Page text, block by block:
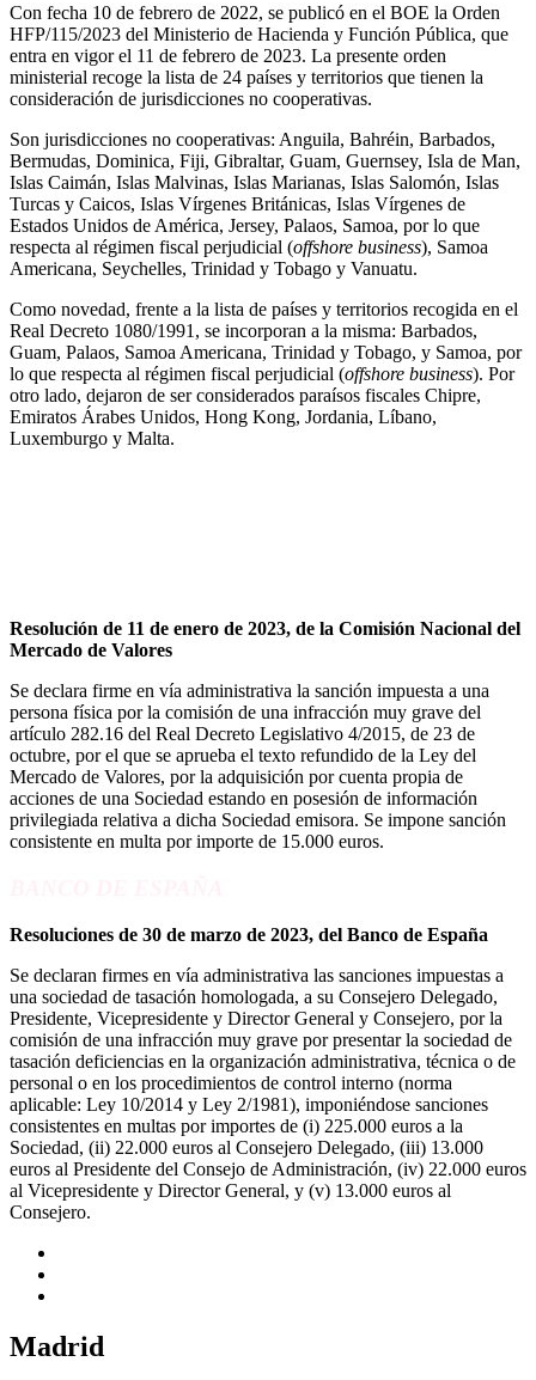
Con fecha 10 de febrero de 2022, se publicó en el BOE la Orden
HFP/115/2023 del Ministerio de Hacienda y Función Pública, que
entra en vigor el 11 de febrero de 2023. La presente orden
ministerial recoge la lista de 24 países y territorios que tienen la
consideración de jurisdicciones no cooperativas.
Son jurisdicciones no cooperativas: Anguila, Bahréin, Barbados,
Bermudas, Dominica, Fiji, Gibraltar, Guam, Guernsey, Isla de Man,
Islas Caimán, Islas Malvinas, Islas Marianas, Islas Salomón, Islas
Turcas y Caicos, Islas Vírgenes Británicas, Islas Vírgenes de
Estados Unidos de América, Jersey, Palaos, Samoa, por lo que
respecta al régimen fiscal perjudicial (offshore business), Samoa
Americana, Seychelles, Trinidad y Tobago y Vanuatu.
Como novedad, frente a la lista de países y territorios recogida en el
Real Decreto 1080/1991, se incorporan a la misma: Barbados,
Guam, Palaos, Samoa Americana, Trinidad y Tobago, y Samoa, por
lo que respecta al régimen fiscal perjudicial (offshore business). Por
otro lado, dejaron de ser considerados paraísos fiscales Chipre,
Emiratos Árabes Unidos, Hong Kong, Jordania, Líbano,
Luxemburgo y Malta.
Resolución de 11 de enero de 2023, de la Comisión Nacional del
Mercado de Valores
Se declara firme en vía administrativa la sanción impuesta a una
persona física por la comisión de una infracción muy grave del
artículo 282.16 del Real Decreto Legislativo 4/2015, de 23 de
octubre, por el que se aprueba el texto refundido de la Ley del
Mercado de Valores, por la adquisición por cuenta propia de
acciones de una Sociedad estando en posesión de información
privilegiada relativa a dicha Sociedad emisora. Se impone sanción
consistente en multa por importe de 15.000 euros.
Resoluciones de 30 de marzo de 2023, del Banco de España
Se declaran firmes en vía administrativa las sanciones impuestas a
una sociedad de tasación homologada, a su Consejero Delegado,
Presidente, Vicepresidente y Director General y Consejero, por la
comisión de una infracción muy grave por presentar la sociedad de
tasación deficiencias en la organización administrativa, técnica o de
personal o en los procedimientos de control interno (norma
aplicable: Ley 10/2014 y Ley 2/1981), imponiéndose sanciones
consistentes en multas por importes de (i) 225.000 euros a la
Sociedad, (ii) 22.000 euros al Consejero Delegado, (iii) 13.000
euros al Presidente del Consejo de Administración, (iv) 22.000 euros
al Vicepresidente y Director General, y (v) 13.000 euros al
Consejero.
Madrid